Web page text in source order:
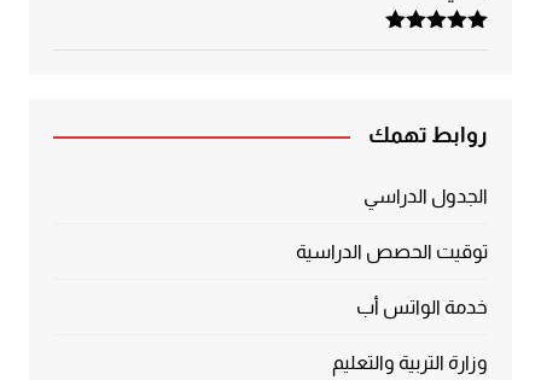
تم التقييم
روابط تهمك
الجدول الدراسي
توقيت الحصص الدراسية
خدمة الواتس أب
وزارة التربية والتعليم